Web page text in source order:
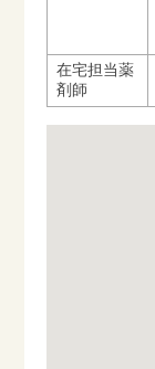
在宅担当薬
剤師